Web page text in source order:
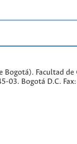
Bogotá). Facultad de
03. Bogotá D.C.